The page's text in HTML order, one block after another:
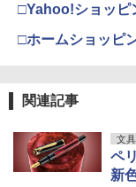
□Yahoo!ショッピ
□ホームショッピ
関連記事
文具
ペ
新